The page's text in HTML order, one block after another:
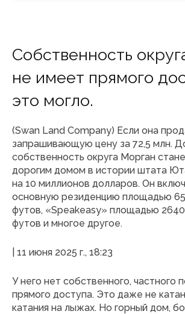
Собственность
не имеет прямого
это могло.
(Swan Land Company) Если она
запрашивающую цену за 72,5 млн.
собственность округа Морган
дорогим домом в истории штата
на 10 миллионов долларов. Он
основную резиденцию площадью
футов, «Speakeasy» площадью
футов и многое другое.
| 11 июня 2025 г., 18:23
У него нет собственного, частного
прямого доступа. Это даже не
катания на лыжах. Но горный дом,